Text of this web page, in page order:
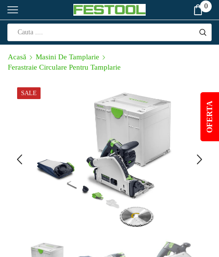
0
Acasă
Masini De Tamplarie
Ferastraie Circulare Pentru Tamplarie
SALE
OFERTA